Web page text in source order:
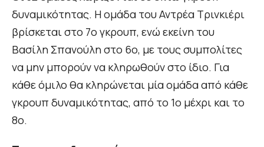
δυναμικότητας. Η ομάδα του Αντρέα Τρινκιέρι
βρίσκεται στο 7ο γκρουπ, ενώ εκείνη του
Βασίλη Σπανούλη στο 6ο, με τους συμπολίτες
να μην μπορούν να κληρωθούν στο ίδιο. Για
κάθε όμιλο θα κληρώνεται μία ομάδα από κάθε
γκρουπ δυναμικότητας, από το 1ο μέχρι και το
8ο.